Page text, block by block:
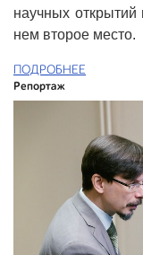
научных
нем второе место.
ПОДРОБНЕЕ
Репортаж